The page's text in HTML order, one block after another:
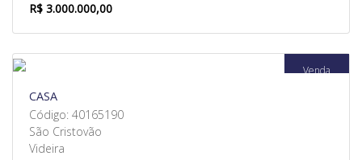
R$ 3.000.000,00
Venda
CASA
Código: 40165190
São Cristovão
Videira